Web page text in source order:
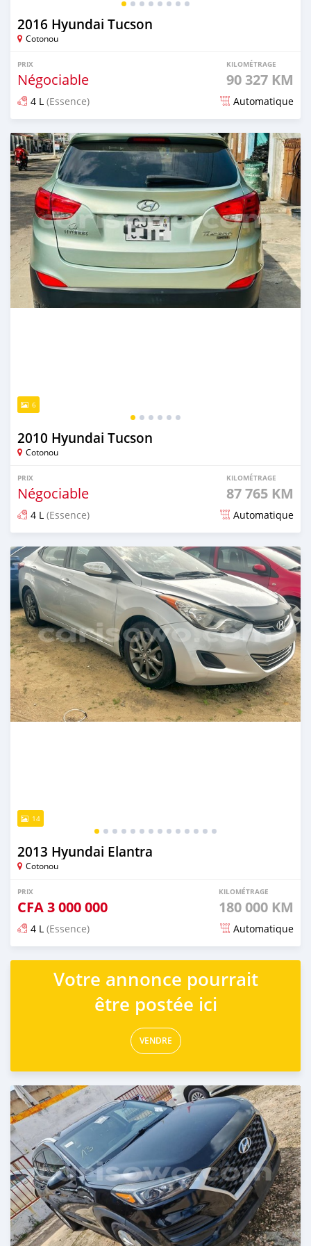
2016 Hyundai Tucson
Cotonou
PRIX
Négociable
KILOMÉTRAGE
90 327 KM
4 L (Essence) Automatique
Publié il y a 6 mois
6
2010 Hyundai Tucson
Cotonou
PRIX
Négociable
KILOMÉTRAGE
87 765 KM
4 L (Essence) Automatique
Publié il y a 6 mois
14
2013 Hyundai Elantra
Cotonou
PRIX
CFA3 000 000
KILOMÉTRAGE
180 000 KM
4 L (Essence) Automatique
Publié il y a 7 mois
Votre annonce pourrait
être postée ici
VENDRE